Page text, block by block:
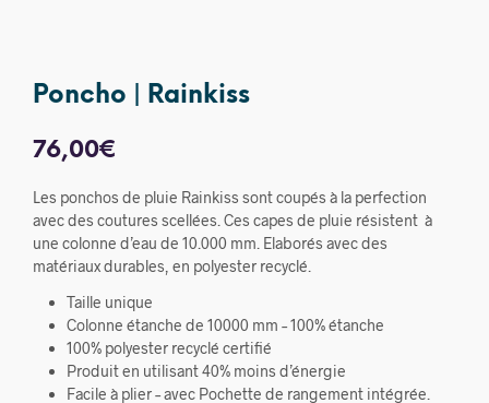
Poncho | Rainkiss
76,00€
Les ponchos de pluie Rainkiss sont coupés à la perfection
avec des coutures scellées. Ces capes de pluie résistent à
une colonne d’eau de 10.000 mm. Elaborés avec des
matériaux durables, en polyester recyclé.
Taille unique
Colonne étanche de 10000 mm – 100% étanche
100% polyester recyclé certifié
Produit en utilisant 40% moins d’énergie
Facile à plier – avec Pochette de rangement intégrée.